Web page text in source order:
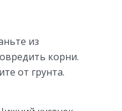
из
корни.
от грунта.